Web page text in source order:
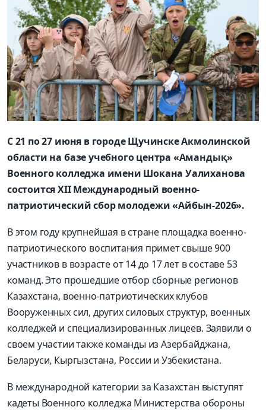
С 21 по 27 июня в городе Щучинске Акмолинской
области на базе учебного центра «Амандық»
Военного колледжа имени Шокана Уалиханова
состоится XII Международный военно-
патриотический сбор молодежи «Айбын-2026».
В этом году крупнейшая в стране площадка военно-
патриотического воспитания примет свыше 900
участников в возрасте от 14 до 17 лет в составе 53
команд. Это прошедшие отбор сборные регионов
Казахстана, военно-патриотических клубов
Вооруженных сил, других силовых структур, военных
колледжей и специализированных лицеев. Заявили о
своем участии также команды из Азербайджана,
Беларуси, Кыргызстана, России и Узбекистана.
В международной категории за Казахстан выступят
кадеты Военного колледжа Министерства обороны